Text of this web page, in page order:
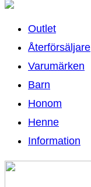
Outlet
Återförsäljare
Varumärken
Barn
Honom
Henne
Information